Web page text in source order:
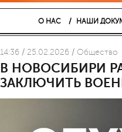
О НАС НАШИ
14:36 / 25.02.2026 / Общество
В НОВОСИБИРИ
ЗАКЛЮЧИТЬ